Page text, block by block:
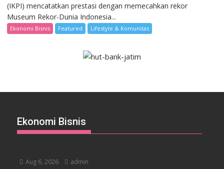
(IKPI) mencatatkan prestasi dengan memecahkan rekor
Museum Rekor-Dunia Indonesia...
Ekonomi Bisnis Featured Lifestyle & Komunitas
Ekonomi Bisnis
Aug 6, 2026 admin